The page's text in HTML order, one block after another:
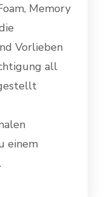
Memory
Vorlieben
all
einem